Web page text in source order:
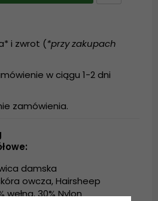
i zwrot (*przy zakupach
w ciągu 1-2 dni
zamówienia.
damska
owcza, Hairsheep
wełna, 30% Nylon